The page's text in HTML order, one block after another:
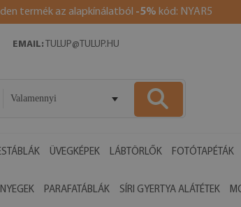
termék az alapkínálatból -5% kód: NYAR5
EMAIL: TULUP@TULUP.HU
Valamennyi
ÜVEGKÉPEK LÁBTÖRLŐK FOTÓTAPÉTÁK
PARAFATÁBLÁK SÍRI GYERTYA ALÁTÉTEK